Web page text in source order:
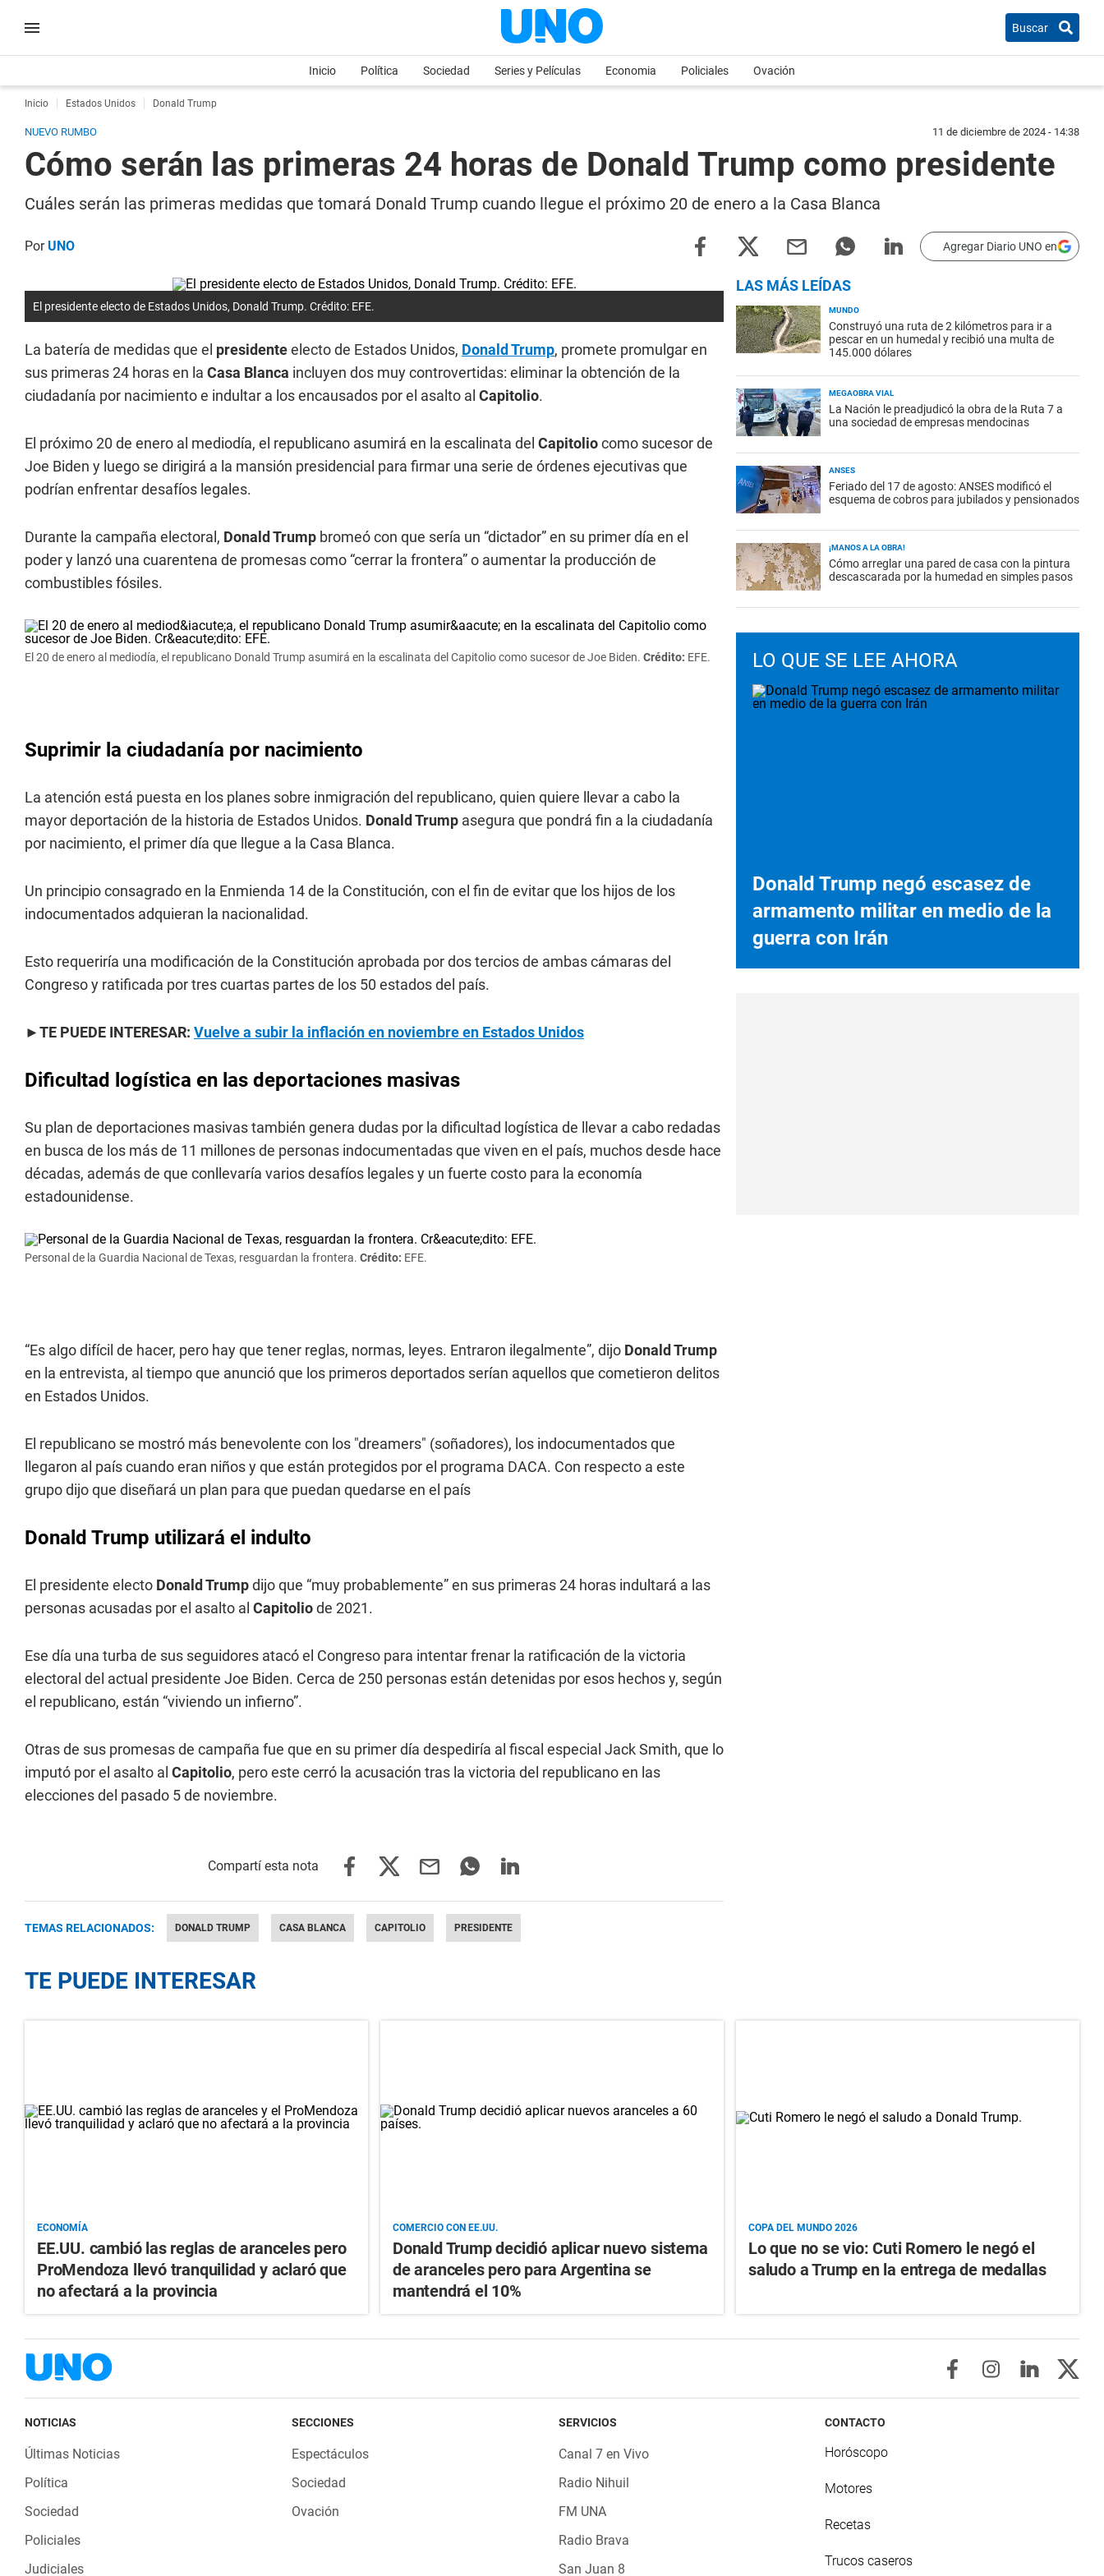
Buscar
Inicio Política Sociedad Series y Películas Economia Policiales Ovación
Inicio Estados Unidos Donald Trump
NUEVO RUMBO 11 de diciembre de 2024 - 14:38
Cómo serán las primeras 24 horas de Donald Trump como presidente
Cuáles serán las primeras medidas que tomará Donald Trump cuando llegue el próximo 20 de enero a la Casa Blanca
PorUNO Agregar Diario UNO en
El presidente electo de Estados Unidos, Donald Trump. Crédito: EFE.
La batería de medidas que el presidenteelecto de Estados Unidos, Donald Trump, promete promulgar en
sus primeras 24 horas en la Casa Blanca incluyen dos muy controvertidas: eliminar la obtención de la
ciudadanía por nacimiento e indultar a los encausados por el asalto al Capitolio.
El próximo 20 de enero al mediodía, el republicano asumirá en la escalinata del Capitoliocomo sucesor de
Joe Biden y luego se dirigirá a la mansión presidencial para firmar una serie de órdenes ejecutivas que
podrían enfrentar desafíos legales.
Durante la campaña electoral, Donald Trump bromeó con que sería un “dictador” en su primer día en el
poder y lanzó una cuarentena de promesas como “cerrar la frontera” o aumentar la producción de
combustibles fósiles.
El 20 de enero al mediodía, el republicano Donald Trump asumirá en la escalinata del Capitolio como sucesor de Joe Biden. Crédito: EFE.
Suprimir la ciudadanía por nacimiento
La atención está puesta en los planes sobre inmigración del republicano, quien quiere llevar a cabo la
mayor deportación de la historia de Estados Unidos. Donald Trump asegura que pondrá fin a la ciudadanía
por nacimiento, el primer día que llegue a la Casa Blanca.
Un principio consagrado en la Enmienda 14 de la Constitución, con el fin de evitar que los hijos de los
indocumentados adquieran la nacionalidad.
Esto requeriría una modificación de la Constitución aprobada por dos tercios de ambas cámaras del
Congreso y ratificada por tres cuartas partes de los 50 estados del país.
►TE PUEDE INTERESAR: Vuelve a subir la inflación en noviembre en Estados Unidos
Dificultad logística en las deportaciones masivas
Su plan de deportaciones masivas también genera dudas por la dificultad logística de llevar a cabo redadas
en busca de los más de 11 millones de personas indocumentadas que viven en el país, muchos desde hace
décadas, además de que conllevaría varios desafíos legales y un fuerte costo para la economía
estadounidense.
Personal de la Guardia Nacional de Texas, resguardan la frontera. Crédito: EFE.
“Es algo difícil de hacer, pero hay que tener reglas, normas, leyes. Entraron ilegalmente”, dijo Donald Trump
en la entrevista, al tiempo que anunció que los primeros deportados serían aquellos que cometieron delitos
en Estados Unidos.
El republicano se mostró más benevolente con los "dreamers" (soñadores), los indocumentados que
llegaron al país cuando eran niños y que están protegidos por el programa DACA. Con respecto a este
grupo dijo que diseñará un plan para que puedan quedarse en el país
Donald Trump utilizará el indulto
El presidente electo Donald Trumpdijo que “muy probablemente” en sus primeras 24 horas indultará a las
personas acusadas por el asalto al Capitoliode 2021.
Ese día una turba de sus seguidores atacó el Congreso para intentar frenar la ratificación de la victoria
electoral del actual presidente Joe Biden. Cerca de 250 personas están detenidas por esos hechos y, según
el republicano, están “viviendo un infierno”.
Otras de sus promesas de campaña fue que en su primer día despediría al fiscal especial Jack Smith, que lo
imputó por el asalto al Capitolio, pero este cerró la acusación tras la victoria del republicano en las
elecciones del pasado 5 de noviembre.
TEMAS RELACIONADOS: DONALD TRUMP CASA BLANCA CAPITOLIO PRESIDENTE
LAS MÁS LEÍDAS
MUNDO
Construyó una ruta de 2 kilómetros para ir a
pescar en un humedal y recibió una multa de
145.000 dólares
MEGAOBRA VIAL
La Nación le preadjudicó la obra de la Ruta 7 a
una sociedad de empresas mendocinas
ANSES
Feriado del 17 de agosto: ANSES modificó el
esquema de cobros para jubilados y pensionados
¡MANOS A LA OBRA!
Cómo arreglar una pared de casa con la pintura
descascarada por la humedad en simples pasos
LO QUE SE LEE AHORA
Donald Trump negó escasez de
armamento militar en medio de la
guerra con Irán
TE PUEDE INTERESAR
ECONOMÍA
EE.UU. cambió las reglas de aranceles pero
ProMendoza llevó tranquilidad y aclaró que
no afectará a la provincia
COMERCIO CON EE.UU.
Donald Trump decidió aplicar nuevo sistema
de aranceles pero para Argentina se
mantendrá el 10%
COPA DEL MUNDO 2026
Lo que no se vio: Cuti Romero le negó el
saludo a Trump en la entrega de medallas
NOTICIAS
Últimas Noticias
Política
Sociedad
Policiales
Judiciales
SECCIONES
Espectáculos
Sociedad
Ovación
SERVICIOS
Canal 7 en Vivo
Radio Nihuil
FM UNA
Radio Brava
San Juan 8
CONTACTO
Horóscopo
Motores
Recetas
Trucos caseros